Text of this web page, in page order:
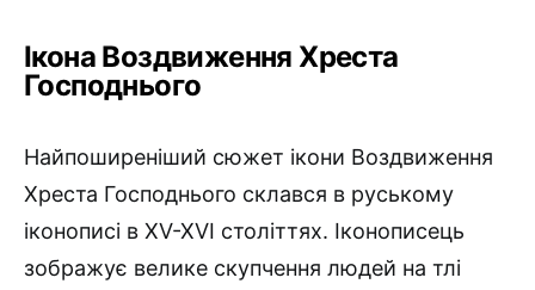
Ікона Воздвиження Хреста
Господнього
Найпоширеніший сюжет ікони Воздвиження
Хреста Господнього склався в руському
іконописі в XV-XVI століттях. Іконописець
зображує велике скупчення людей на тлі